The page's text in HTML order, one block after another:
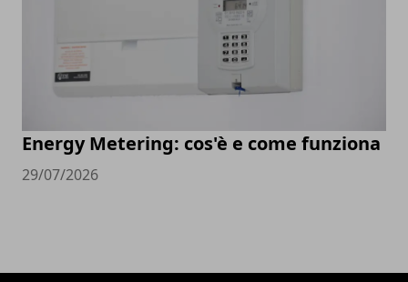
Energy Metering: cos'è e come funziona
29/07/2026